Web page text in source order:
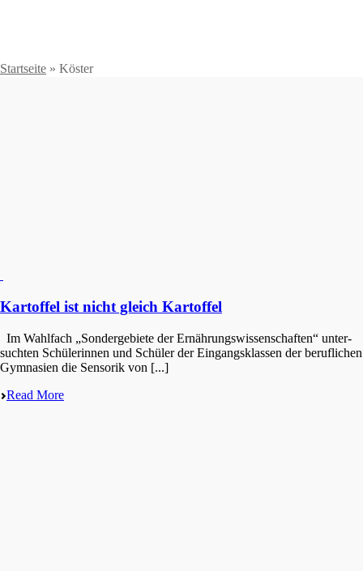
Startseite » Köster
Kartoffel ist nicht gleich Kartoffel
Im Wahlfach „Sonder­ge­bie­te der Ernäh­rungs­wis­sen­schaf­ten“ unter­
such­ten Schüle­rin­nen und Schüler der Eingangs­klas­sen der beruf­li­chen
Gymna­si­en die Senso­rik von [...]
Read More